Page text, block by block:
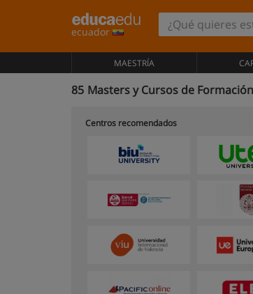
ecuador
MAESTRÍA
85 Masters y Cursos de
Centros recomendados